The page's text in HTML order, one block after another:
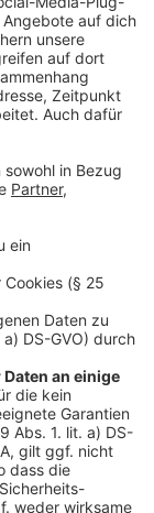
Yoga
im Büro sitzt
Asanas
und zu
mehr
teure